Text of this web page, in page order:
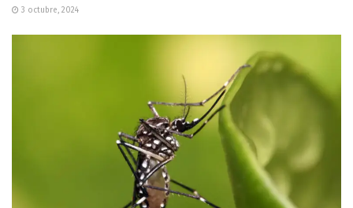
3 octubre, 2024